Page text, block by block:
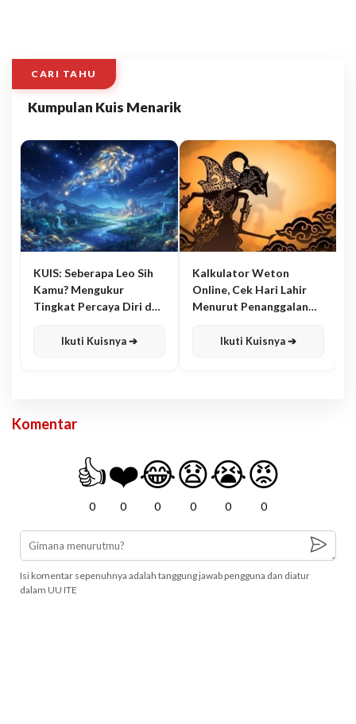
CARI TAHU
Kumpulan Kuis Menarik
KUIS: Seberapa Leo Sih
Kamu? Mengukur
Tingkat Percaya Diri dan
Ikuti Kuisnya ➔
Kalkulator Weton
Online, Cek Hari Lahir
Menurut Penanggalan
Ikuti Kuisnya ➔
Komentar
👍
0
❤️
0
😂
0
😧
0
😭
0
😡
0
Isi komentar sepenuhnya adalah tanggung jawab pengguna dan diatur
dalam UU ITE